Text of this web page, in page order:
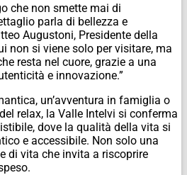
che non smette mai di
parla di bellezza e
Augustoni, Presidente della
non si viene solo per visitare, ma
resta nel cuore, grazie a una
e innovazione.”
un’avventura in famiglia o
relax, la Valle Intelvi si conferma
dove la qualità della vita si
e accessibile. Non solo una
di vita che invita a riscoprire